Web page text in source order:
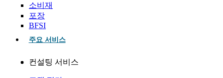
소비재
포장
BFSI
주요 서비스
컨설팅 서비스